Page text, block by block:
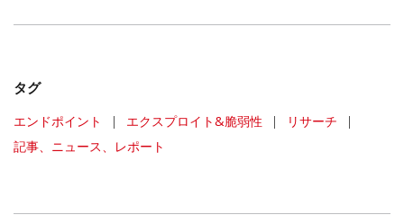
タグ
エンドポイント | エクスプロイト&脆弱性 | リサーチ
|
記事、ニュース、レポート